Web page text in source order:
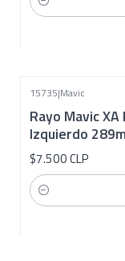
Cantidad
15735|Mavic
Rayo Mavic
Izquierdo
$7.500 CLP
Cantidad